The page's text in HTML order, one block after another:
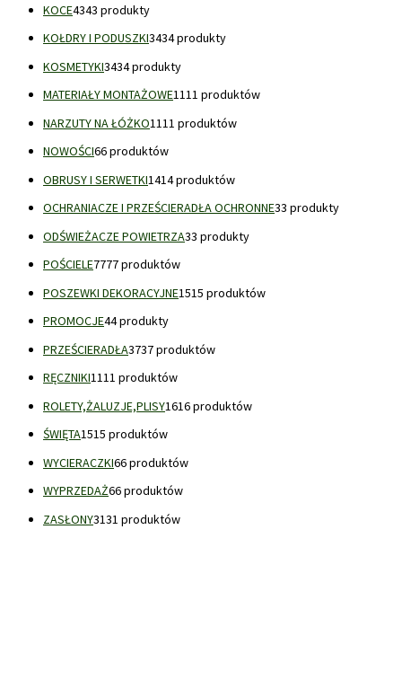
KOCE4343 produkty
KOŁDRY I PODUSZKI3434 produkty
KOSMETYKI3434 produkty
MATERIAŁY MONTAŻOWE1111 produktów
NARZUTY NA ŁÓŻKO1111 produktów
NOWOŚCI66 produktów
OBRUSY I SERWETKI1414 produktów
OCHRANIACZE I PRZEŚCIERADŁA OCHRONNE33 produkty
ODŚWIEŻACZE POWIETRZA33 produkty
POŚCIELE7777 produktów
POSZEWKI DEKORACYJNE1515 produktów
PROMOCJE44 produkty
PRZEŚCIERADŁA3737 produktów
RĘCZNIKI1111 produktów
ROLETY,ŻALUZJE,PLISY1616 produktów
ŚWIĘTA1515 produktów
WYCIERACZKI66 produktów
WYPRZEDAŻ66 produktów
ZASŁONY3131 produktów